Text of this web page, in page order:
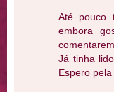
Até pouco
embora
Já tinha
Espero